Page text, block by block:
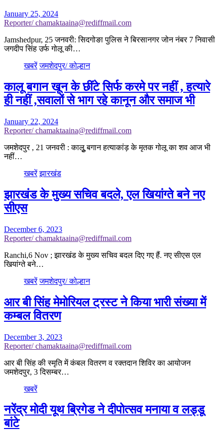
January 25, 2024
Reporter/ chamaktaaina@rediffmail.com
Jamshedpur, 25 जनवरी: सिदगोङा पुलिस ने बिरसानगर जोन नंबर 7 निवासी
जगदीप सिंह उर्फ गोलू की…
खबरें जमशेदपुर/ कोल्हान
कालू बगान खून के छींटे सिर्फ करमे पर नहीं , हत्यारे
ही नहीं ,सवालों से भाग रहे कानून और समाज भी
January 22, 2024
Reporter/ chamaktaaina@rediffmail.com
जमशेदपुर , 21 जनवरी : कालुू बगान हत्याकांड़ के मृतक गोलू का शव आज भी
नहीं…
खबरें झारखंड
झारखंड के मुख्य सचिव बदले, एल खियांग्ते बने नए
सीएस
December 6, 2023
Reporter/ chamaktaaina@rediffmail.com
Ranchi,6 Nov ; झारखंड के मुख्य सचिव बदल दिए गए हैं. नए सीएस एल
खियांग्ते बने…
खबरें जमशेदपुर/ कोल्हान
आर बी सिंह मेमोरियल ट्रस्ट ने किया भारी संख्या में
कम्बल वितरण
December 3, 2023
Reporter/ chamaktaaina@rediffmail.com
आर बी सिंह की स्मृति में कंबल वितरण व रक्तदान शिविर का आयोजन
जमशेदपुर, 3 दिसम्बर…
खबरें
नरेंद्र मोदी यूथ ब्रिगेड ने दीपोत्सव मनाया व लड्डू
बांटे